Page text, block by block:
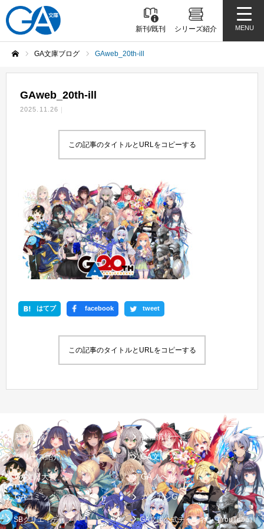
新刊/既刊 シリーズ紹介 MENU
GA文庫ブログ GAweb_20th-ill
GAweb_20th-ill
2025.11.26
この記事のタイトルとURLをコピーする
はてブ facebook tweet
この記事のタイトルとURLをコピーする
新刊情報 書籍情報一覧
シリーズ紹介 GA文庫ブログ
GA文庫大賞 GAノベル
GAコミック ガンガンGA
SBクリエイティブ GA文庫公式チャンネル（YouTube）